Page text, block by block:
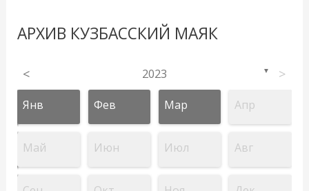
АРХИВ КУЗБАССКИЙ МАЯК
< 2023 ▼ >
Янв Фев Мар Апр
Май Июн Июл Авг